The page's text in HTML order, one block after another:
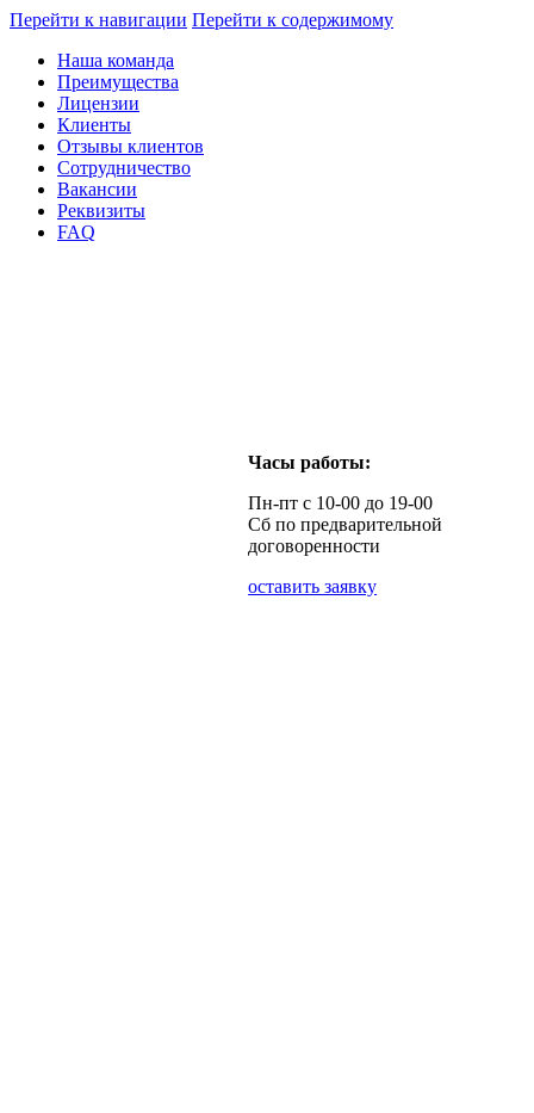
Перейти к навигации Перейти к содержимому
Наша команда
Преимущества
Лицензии
Клиенты
Отзывы клиентов
Сотрудничество
Вакансии
Реквизиты
FAQ
Часы работы:
Пн-пт с 10-00 до 19-00
Сб по предварительной
договоренности
оставить заявку